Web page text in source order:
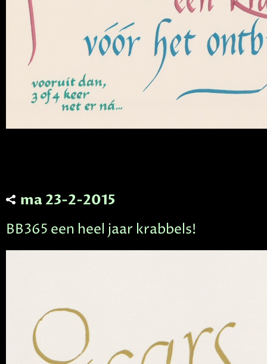
ma 23-2-2015
BB365 een heel jaar krabbels!